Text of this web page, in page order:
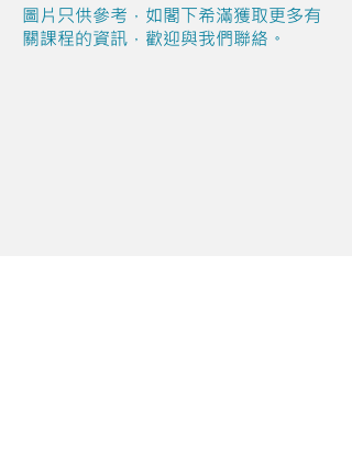
圖片只供參考，如閣下希滿獲取更多有
關課程的資訊，歡迎與我們聯絡。